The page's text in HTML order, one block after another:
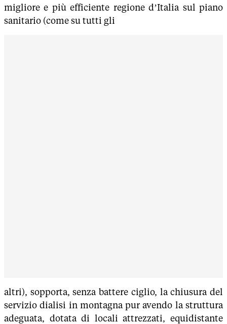
migliore e più efficiente regione d’Italia sul piano
sanitario (come su tutti gli
altri), sopporta, senza battere ciglio, la chiusura del
servizio dialisi in montagna pur avendo la struttura
adeguata, dotata di locali attrezzati, equidistante